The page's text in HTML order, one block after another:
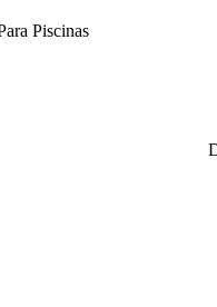
Piscinas